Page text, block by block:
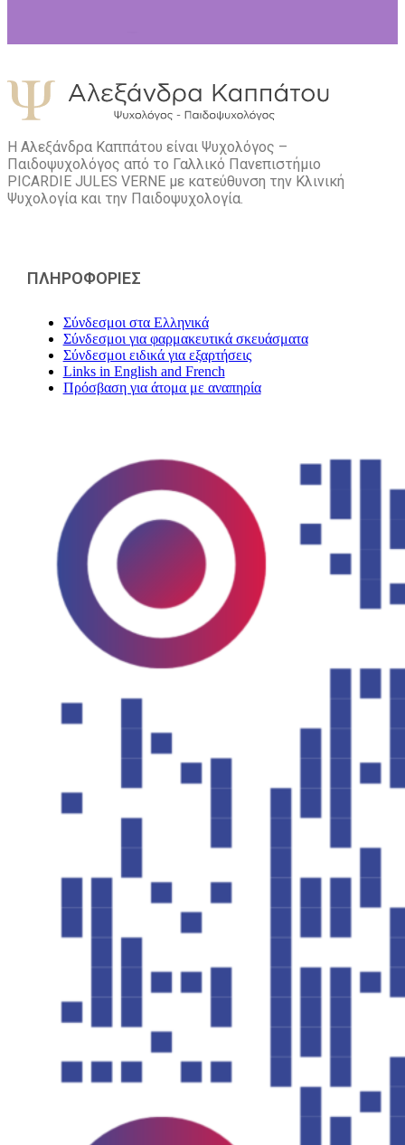
Η Αλεξάνδρα Καππάτου είναι Ψυχολόγος –
Παιδοψυχολόγος από το Γαλλικό Πανεπιστήμιο
PICARDIE JULES VERNE με κατεύθυνση την Kλινική
Ψυχολογία και την Παιδοψυχολογία.
ΠΛΗΡΟΦΟΡΙΕΣ
Σύνδεσμοι στα Ελληνικά
Σύνδεσμοι για φαρμακευτικά σκευάσματα
Σύνδεσμοι ειδικά για εξαρτήσεις
Links in English and French
Πρόσβαση για άτομα με αναπηρία